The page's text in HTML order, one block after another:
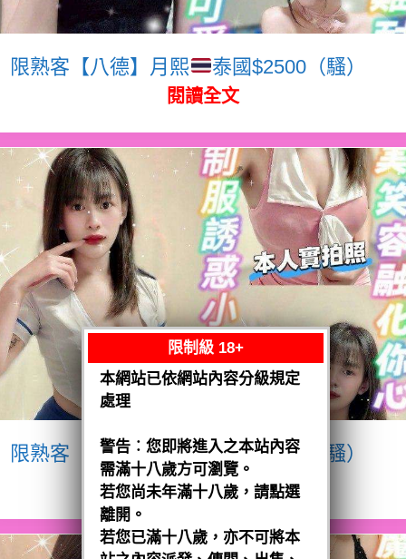
限熟客【八德】月熙 泰國$2500（騷）
閱讀全文
限熟客【八德】宥瑄 泰國$2500（騷）
閱讀全文
限制級 18+
本網站已依網站內容分級規定
處理
警告︰您即將進入之本站內容
需滿十八歲方可瀏覽。
若您尚未年滿十八歲，請點選
離開。
若您已滿十八歲，亦不可將本